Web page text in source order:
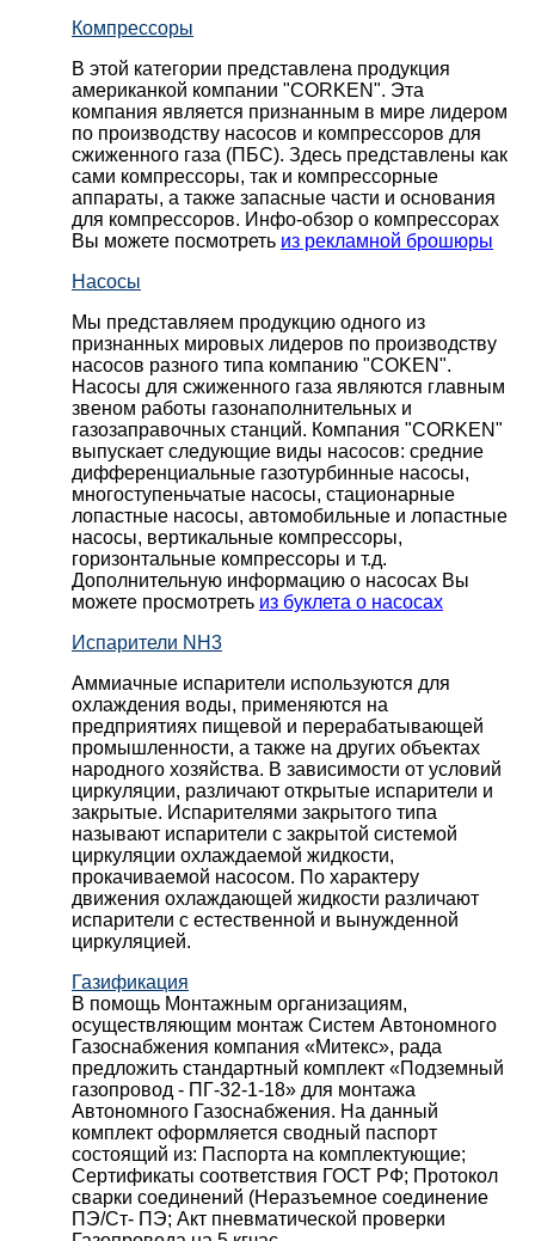
Компрессоры
В этой категории представлена продукция
американкой компании "CORKEN". Эта
компания является признанным в мире лидером
по производству насосов и компрессоров для
сжиженного газа (ПБС). Здесь представлены как
сами компрессоры, так и компрессорные
аппараты, а также запасные части и основания
для компрессоров. Инфо-обзор о компрессорах
Вы можете посмотреть из рекламной брошюры
Насосы
Мы представляем продукцию одного из
признанных мировых лидеров по производству
насосов разного типа компанию "COKEN".
Насосы для сжиженного газа являются главным
звеном работы газонаполнительных и
газозаправочных станций. Компания "CORKEN"
выпускает следующие виды насосов: cредние
дифференциальные газотурбинные насосы,
многоступеньчатые насосы, стационарные
лопастные насосы, автомобильные и лопaстные
насосы, вертикальные компрессоры,
горизонтальные компрессоры и т.д.
Дополнительную информацию о насосах Вы
можете просмотреть из буклета о насосах
Испарители NH3
Аммиачные испарители используются для
охлаждения воды, применяются на
предприятиях пищевой и перерабатывающей
промышленности, а также на других объектах
народного хозяйства. В зависимости от условий
циркуляции, различают открытые испарители и
закрытые. Испарителями закрытого типа
называют испарители с закрытой системой
циркуляции охлаждаемой жидкости,
прокачиваемой насосом. По характеру
движения охлаждающей жидкости различают
испарители с естественной и вынужденной
циркуляцией.
Газификация
В помощь Монтажным организациям,
осуществляющим монтаж Систем Автономного
Газоснабжения компания «Митекс», рада
предложить стандартный комплект «Подземный
газопровод - ПГ-32-1-18» для монтажа
Автономного Газоснабжения. На данный
комплект оформляется сводный паспорт
состоящий из: Паспорта на комплектующие;
Сертификаты соответствия ГОСТ РФ; Протокол
сварки соединений (Неразъемное соединение
ПЭ/Ст- ПЭ; Акт пневматической проверки